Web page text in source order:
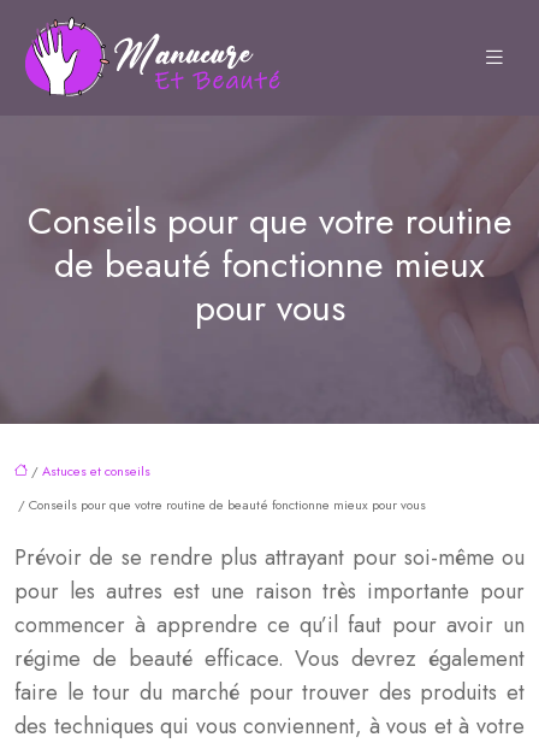
Conseils pour que votre routine
de beauté fonctionne mieux
pour vous
/Astuces et conseils
/ Conseils pour que votre routine de beauté fonctionne mieux pour vous
Prévoir de se rendre plus attrayant pour soi-même ou
pour les autres est une raison très importante pour
commencer à apprendre ce qu’il faut pour avoir un
régime de beauté efficace. Vous devrez également
faire le tour du marché pour trouver des produits et
des techniques qui vous conviennent, à vous et à votre